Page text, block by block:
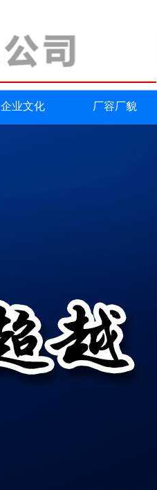
企业文化 厂容厂貌